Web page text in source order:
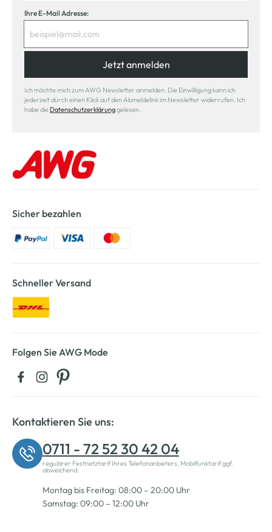
Ihre E-Mail Adresse:
Jetzt anmelden
Ich möchte mich zum AWG Newsletter anmelden. Die Einwilligung kann ich
jederzeit durch einen Klick auf den Abmeldelink im Newsletter widerrufen. Ich
habe die Datenschutzerklärunggelesen.
Sicher bezahlen
Schneller Versand
Folgen Sie AWG Mode
Kontaktieren Sie uns:
0711 - 72 52 30 42 04
regulärer Festnetztarif Ihres Telefonanbieters, Mobilfunktarif ggf.
abweichend.
Montag bis Freitag: 08:00 – 20:00 Uhr
Samstag: 09:00 – 12:00 Uhr